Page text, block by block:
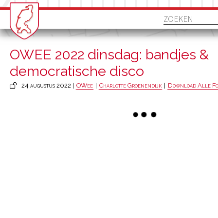
OWEE 2022 dinsdag: bandjes &
democratische disco
24 augustus 2022 | OWee Charlotte Groenendijk Download Alle